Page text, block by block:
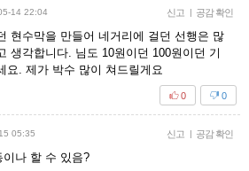
14 22:04 신고 공감 확인
현수막을 만들어 네거리에 걸던 선행은 많
생각합니다. 님도 10원이던 100원이던 기
요. 제가 박수 많이 쳐드릴게요
0
0
05:35 신고 공감 확인
이나 할 수 있음?